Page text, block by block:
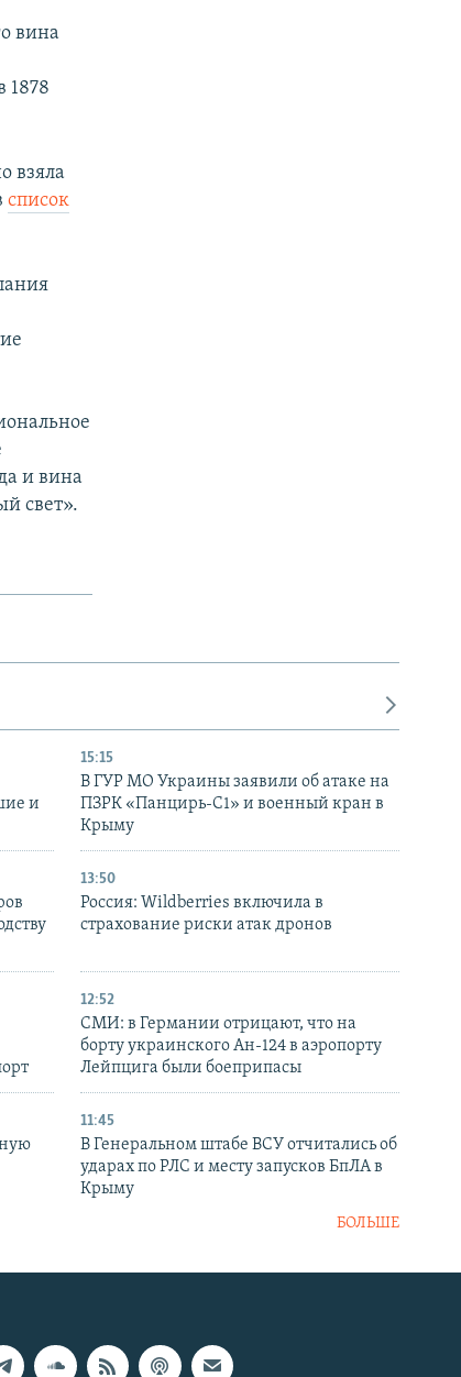
вина
1878
взяла
список
и вина
свет».
и
15:15
В ГУР МО Украины заявили об атаке на
ПЗРК «Панцирь-С1» и военный кран в
Крыму
13:50
Россия: Wildberries включила в
страхование риски атак дронов
12:52
СМИ: в Германии отрицают, что на
борту украинского Ан-124 в аэропорту
Лейпцига были боеприпасы
11:45
В Генеральном штабе ВСУ отчитались об
ударах по РЛС и месту запусков БпЛА в
Крыму
БОЛЬШЕ